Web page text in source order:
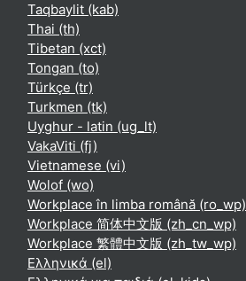
Taqbaylit ‎(kab)‎
Thai ‎(th)‎
Tibetan ‎(xct)‎
Tongan ‎(to)‎
Türkçe ‎(tr)‎
Turkmen ‎(tk)‎
Uyghur - latin ‎(ug_lt)‎
VakaViti ‎(fj)‎
Vietnamese ‎(vi)‎
Wolof ‎(wo)‎
Workplace în limba română ‎(ro_wp)‎
Workplace 简体中文版 ‎(zh_cn_wp)‎
Workplace 繁體中文版 ‎(zh_tw_wp)‎
Ελληνικά ‎(el)‎